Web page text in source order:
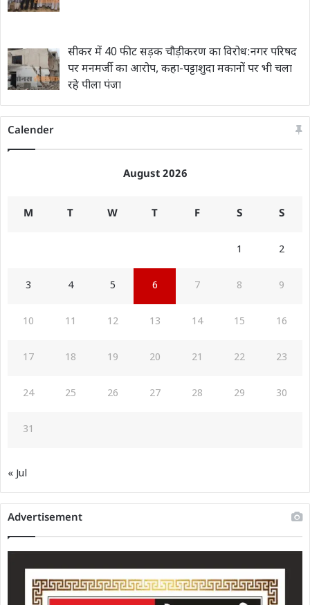
सीकर में 40 फीट सड़क चौड़ीकरण का विरोध:नगर परिषद
पर मनमर्जी का आरोप, कहा-पट्टाशुदा मकानों पर भी चला
रहे पीला पंजा
Calender
August 2026
M T W T F S S
1 2
3 4 5 6 7 8 9
10 11 12 13 14 15 16
17 18 19 20 21 22 23
24 25 26 27 28 29 30
31
« Jul
Advertisement